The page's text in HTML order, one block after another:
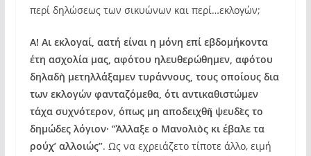
περί δηλώσεως των σικυώνων και περί…εκλογών;
Α! Αι εκλογαί, αατή είναι η μόνη επί εβδομήκοντα
έτη ασχολία μας, αφότου ηλευθερώθημεν, αφότου
δηλαδὴ μετηλλάξαμεν τυράννους, τους οποίους δια
των εκλογών φανταζόμεθα, ότι αντικαθιστώμεν
τάχα συχνότερον, όπως μη αποδειχθῆ ψευδὲς το
δημώδες λόγιον· “Άλλαξε ο Μανολιὸς κι έβαλε τα
ρούχ’ αλλοιώς”. Ως να εχρειάζετο τίποτε άλλο, ειμή